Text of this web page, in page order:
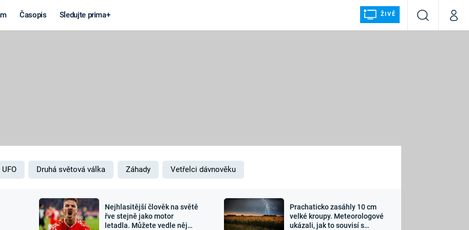
Časopis Sledujte prima+ ŽIVĚ
VyhledáváníMůj
MARS
Záhady a
Zajímavosti Sledujte nás
UFO Druhá světová válka Záhady Vetřelci dávnověku
Nejhlasitější člověk na světě
řve stejně jako motor
letadla. Můžete vedle něj
Prachaticko zasáhly 10 cm
velké kroupy. Meteorologové
ukázali, jak to souvisí s